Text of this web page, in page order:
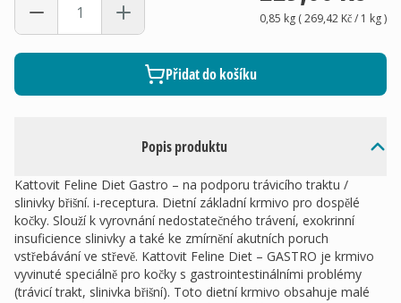
Popis produktu
Kattovit Feline Diet Gastro – na podporu trávicího traktu /
slinivky břišní. i-receptura. Dietní základní krmivo pro dospělé
kočky. Slouží k vyrovnání nedostatečného trávení, exokrinní
insuficience slinivky a také ke zmírnění akutních poruch
vstřebávání ve střevě. Kattovit Feline Diet – GASTRO je krmivo
vyvinuté speciálně pro kočky s gastrointestinálními problémy
(trávicí trakt, slinivka břišní). Toto dietní krmivo obsahuje malé
0,85 kg(269,42 Kč/ 1 kg)
Přidat do košíku